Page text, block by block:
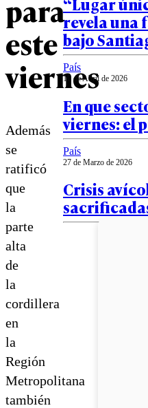
para
este
viernes
Además
se
ratificó
que
la
parte
alta
de
la
cordillera
en
la
Región
Metropolitana
también
revela una
bajo
País
10 de Abril de 2026
En que
viernes: el
País
27 de Marzo de 2026
Crisis